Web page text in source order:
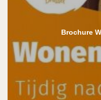
Brochure